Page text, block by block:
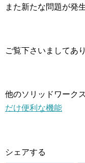
また新たな問題が発
ご覧下さいましてあ
他のソリッドワーク
だけ便利な機能
シェアする